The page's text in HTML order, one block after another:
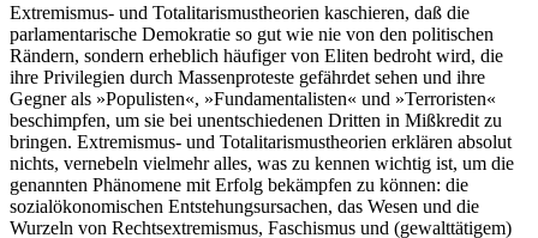
Extremismus- und Totalitarismustheorien kaschieren, daß die
parlamentarische Demokratie so gut wie nie von den politischen
Rändern, sondern erheblich häufiger von Eliten bedroht wird, die
ihre Privilegien durch Massenproteste gefährdet sehen und ihre
Gegner als »Populisten«, »Fundamentalisten« und »Terroristen«
beschimpfen, um sie bei unentschiedenen Dritten in Mißkredit zu
bringen. Extremismus- und Totalitarismustheorien erklären absolut
nichts, vernebeln vielmehr alles, was zu kennen wichtig ist, um die
genannten Phänomene mit Erfolg bekämpfen zu können: die
sozialökonomischen Entstehungsursachen, das Wesen und die
Wurzeln von Rechtsextremismus, Faschismus und (gewalttätigem)